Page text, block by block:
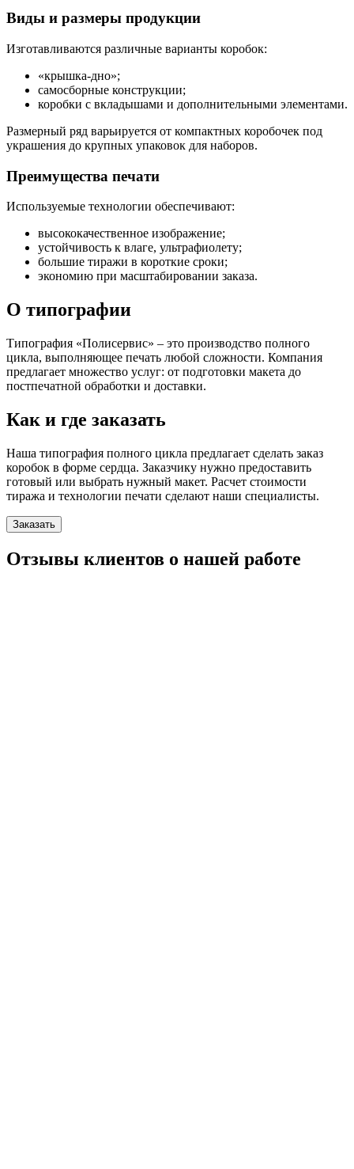
Виды и размеры продукции
Изготавливаются различные варианты коробок:
«крышка-дно»;
самосборные конструкции;
коробки с вкладышами и дополнительными элементами.
Размерный ряд варьируется от компактных коробочек под
украшения до крупных упаковок для наборов.
Преимущества печати
Используемые технологии обеспечивают:
высококачественное изображение;
устойчивость к влаге, ультрафиолету;
большие тиражи в короткие сроки;
экономию при масштабировании заказа.
О типографии
Типография «Полисервис» – это производство полного
цикла, выполняющее печать любой сложности. Компания
предлагает множество услуг: от подготовки макета до
постпечатной обработки и доставки.
Как и где заказать
Наша типография полного цикла предлагает сделать заказ
коробок в форме сердца. Заказчику нужно предоставить
готовый или выбрать нужный макет. Расчет стоимости
тиража и технологии печати сделают наши специалисты.
Заказать
Отзывы клиентов о нашей работе